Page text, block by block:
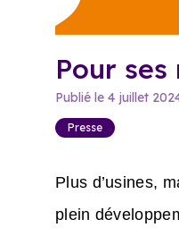
Pour
Publié le 4 juillet
Presse
Plus d’usines,
plein